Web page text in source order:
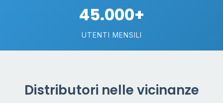
45.000+
UTENTI MENSILI
Distributori nelle vicinanze